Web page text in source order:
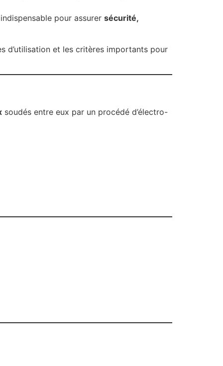
pour assurer sécurité,
d’utilisation et les critères importants pour
soudés entre eux par un procédé d’électro-